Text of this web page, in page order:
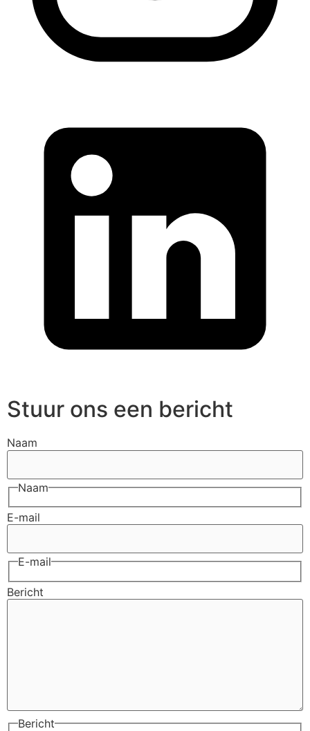
Stuur ons een bericht
Naam
Naam
E-mail
E-mail
Bericht
Bericht